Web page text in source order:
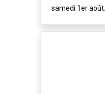
samedi 1er août.